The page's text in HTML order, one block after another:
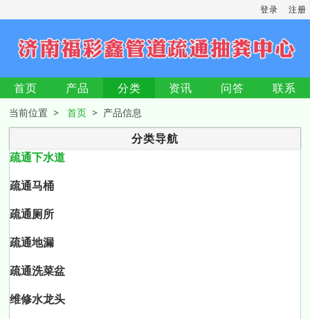
登录 注册
首页 产品 分类 资讯 问答 联系
当前位置 >首页 > 产品信息
分类导航
疏通下水道
疏通马桶
疏通厕所
疏通地漏
疏通洗菜盆
维修水龙头